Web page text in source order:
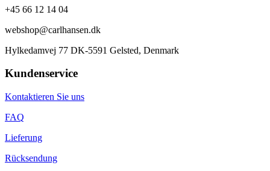
+45 66 12 14 04
webshop@carlhansen.dk
Hylkedamvej 77 DK-5591 Gelsted, Denmark
Kundenservice
Kontaktieren Sie uns
FAQ
Lieferung
Rücksendung